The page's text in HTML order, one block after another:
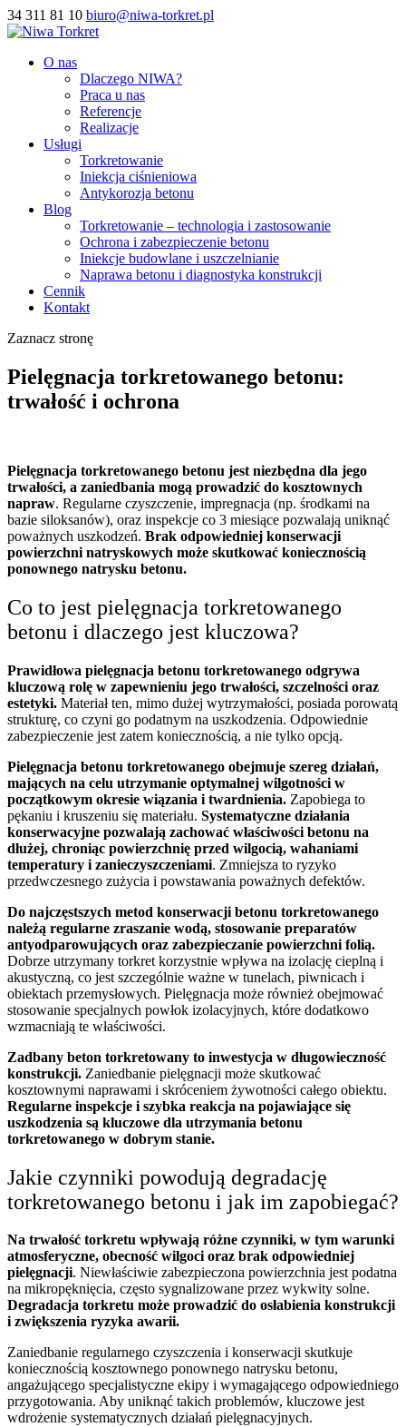
34 311 81 10 biuro@niwa-torkret.pl
O nas
Dlaczego NIWA?
Praca u nas
Referencje
Realizacje
Usługi
Torkretowanie
Iniekcja ciśnieniowa
Antykorozja betonu
Blog
Torkretowanie – technologia i zastosowanie
Ochrona i zabezpieczenie betonu
Iniekcje budowlane i uszczelnianie
Naprawa betonu i diagnostyka konstrukcji
Cennik
Kontakt
Zaznacz stronę
Pielęgnacja torkretowanego betonu:
trwałość i ochrona
Pielęgnacja torkretowanego betonu jest niezbędna dla jego
trwałości, a zaniedbania mogą prowadzić do kosztownych
napraw. Regularne czyszczenie, impregnacja (np. środkami na
bazie siloksanów), oraz inspekcje co 3 miesiące pozwalają uniknąć
poważnych uszkodzeń. Brak odpowiedniej konserwacji
powierzchni natryskowych może skutkować koniecznością
ponownego natrysku betonu.
Co to jest pielęgnacja torkretowanego
betonu i dlaczego jest kluczowa?
Prawidłowa pielęgnacja betonu torkretowanego odgrywa
kluczową rolę w zapewnieniu jego trwałości, szczelności oraz
estetyki. Materiał ten, mimo dużej wytrzymałości, posiada porowatą
strukturę, co czyni go podatnym na uszkodzenia. Odpowiednie
zabezpieczenie jest zatem koniecznością, a nie tylko opcją.
Pielęgnacja betonu torkretowanego obejmuje szereg działań,
mających na celu utrzymanie optymalnej wilgotności w
początkowym okresie wiązania i twardnienia. Zapobiega to
pękaniu i kruszeniu się materiału. Systematyczne działania
konserwacyjne pozwalają zachować właściwości betonu na
dłużej, chroniąc powierzchnię przed wilgocią, wahaniami
temperatury i zanieczyszczeniami. Zmniejsza to ryzyko
przedwczesnego zużycia i powstawania poważnych defektów.
Do najczęstszych metod konserwacji betonu torkretowanego
należą regularne zraszanie wodą, stosowanie preparatów
antyodparowujących oraz zabezpieczanie powierzchni folią.
Dobrze utrzymany torkret korzystnie wpływa na izolację cieplną i
akustyczną, co jest szczególnie ważne w tunelach, piwnicach i
obiektach przemysłowych. Pielęgnacja może również obejmować
stosowanie specjalnych powłok izolacyjnych, które dodatkowo
wzmacniają te właściwości.
Zadbany beton torkretowany to inwestycja w długowieczność
konstrukcji. Zaniedbanie pielęgnacji może skutkować
kosztownymi naprawami i skróceniem żywotności całego obiektu.
Regularne inspekcje i szybka reakcja na pojawiające się
uszkodzenia są kluczowe dla utrzymania betonu
torkretowanego w dobrym stanie.
Jakie czynniki powodują degradację
torkretowanego betonu i jak im zapobiegać?
Na trwałość torkretu wpływają różne czynniki, w tym warunki
atmosferyczne, obecność wilgoci oraz brak odpowiedniej
pielęgnacji. Niewłaściwie zabezpieczona powierzchnia jest podatna
na mikropęknięcia, często sygnalizowane przez wykwity solne.
Degradacja torkretu może prowadzić do osłabienia konstrukcji
i zwiększenia ryzyka awarii.
Zaniedbanie regularnego czyszczenia i konserwacji skutkuje
koniecznością kosztownego ponownego natrysku betonu,
angażującego specjalistyczne ekipy i wymagającego odpowiedniego
przygotowania. Aby uniknąć takich problemów, kluczowe jest
wdrożenie systematycznych działań pielęgnacyjnych.